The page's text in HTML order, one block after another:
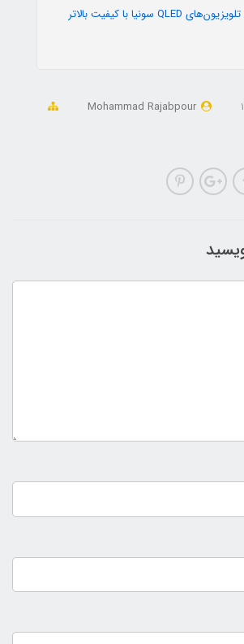
سری جدید تلویزیون‌های QLED سونیا با کیفیت بالاتر
Mohammad Rajabpour